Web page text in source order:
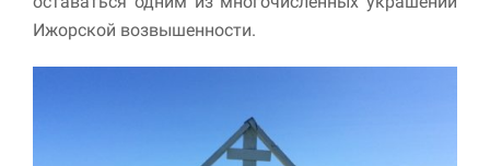
Ижорской возвышенности.